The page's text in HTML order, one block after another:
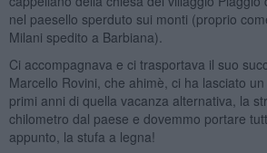
nel paesello sperduto sui monti (proprio
Milani spedito a Barbiana).
Ci accompagnava e ci trasportava il suo
Marcello Rovini, che ahimè, ci ha lasciato
primi anni di quella vacanza alternativa, la
chilometro dal paese e dovemmo portare
appunto, la stufa a legna!